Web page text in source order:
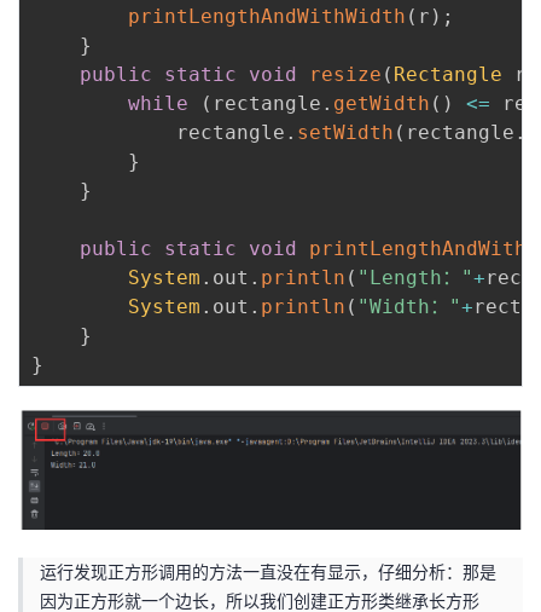
printLengthAndWithWidth ( r ) ;
}
public
static void resize ( Rectangle
while
( rectangle . getWidth ( ) <=
            rectangle
. setWidth ( rectangle .
}
}
public static void
System . out . println ( "Length："+
System . out . println ( "Width："+
}
}
运行发现正方形调用的方法一直没在有显示，仔细分析：那是
因为正方形就一个边长，所以我们创建正方形类继承长方形